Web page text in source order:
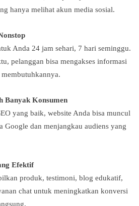
hanya melihat akun media sosial.
Anda 24 jam sehari, 7 hari seminggu.
pelanggan bisa mengakses informasi
Banyak Konsumen
yang baik, website Anda bisa muncul
Google dan menjangkau audiens yang
Efektif
produk, testimoni, blog edukatif,
chat untuk meningkatkan konversi